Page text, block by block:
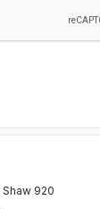
920